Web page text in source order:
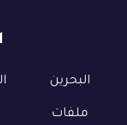
البحرين
ملفات